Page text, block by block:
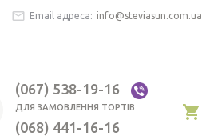
Email адреса: info@steviasun.com.ua
(067) 538-19-16
ДЛЯ ЗАМОВЛЕННЯ ТОРТІВ
(068) 441-16-16